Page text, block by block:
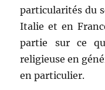
particularités du
Italie et en
partie sur ce
religieuse en
en particulier.